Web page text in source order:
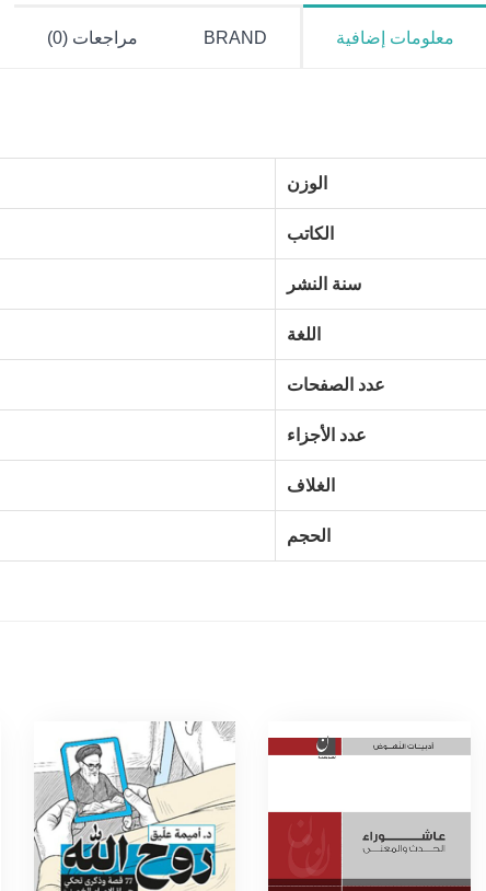
معلومات إضافية BRAND مراجعات (0)
الوزن
الكاتب
سنة النشر
اللغة
عدد الصفحات
عدد الأجزاء
الغلاف
الحجم